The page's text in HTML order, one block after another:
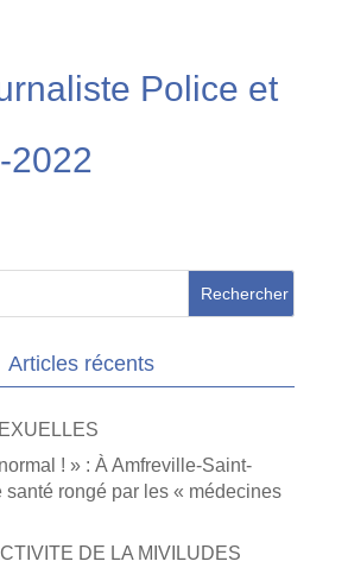
Police et
2022
Articles récents
! » : À Amfreville-Saint-
santé rongé par les « médecines
DE LA MIVILUDES